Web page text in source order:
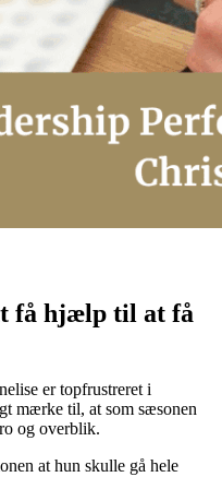
få hjælp til at få
er topfrustreret i
mærke til, at som sæsonen
og overblik.
at hun skulle gå hele